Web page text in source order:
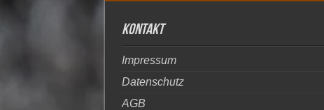
kontakt
Impressum
Datenschutz
AGB